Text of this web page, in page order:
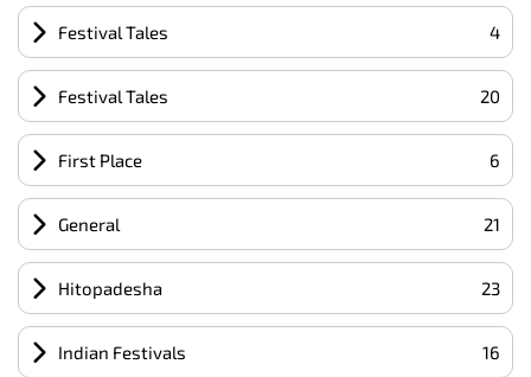
Festival Tales 4
Festival Tales 20
First Place 6
General 21
Hitopadesha 23
Indian Festivals 16